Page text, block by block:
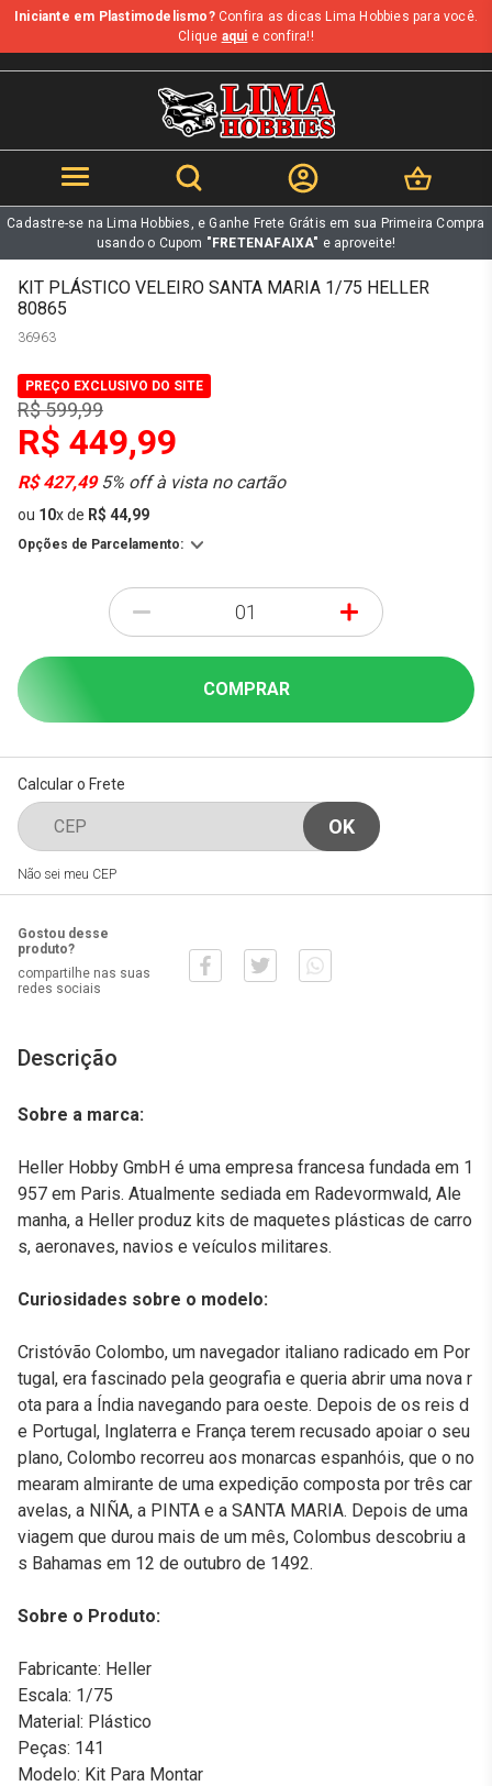
b
Iniciante em Plastimodelismo?Confira as dicas Lima Hobbies para você.
Clique aqui e confira!!
Cadastre-se na Lima Hobbies, e Ganhe Frete Grátis em sua Primeira Compra
usando o Cupom "FRETENAFAIXA" e aproveite!
KIT PLÁSTICO VELEIRO SANTA MARIA 1/75 HELLER
80865
36963
PREÇO EXCLUSIVO DO SITE
R$ 599,99
R$ 449,99
R$ 427,495% off à vista no cartão
ou 10xde R$ 44,99
Opções de Parcelamento:
- +
COMPRAR
Calcular o Frete
Não sei meu CEP
Gostou desse
produto?
compartilhe nas suas
redes sociais
Descrição
Sobre a marca:
Heller Hobby GmbH é uma empresa francesa fundada em 1
957 em Paris. Atualmente sediada em Radevormwald, Ale
manha, a Heller produz kits de maquetes plásticas de carro
s, aeronaves, navios e veículos militares.
Curiosidades sobre o modelo:
Cristóvão Colombo, um navegador italiano radicado em Por
tugal, era fascinado pela geografia e queria abrir uma nova r
ota para a Índia navegando para oeste. Depois de os reis d
e Portugal, Inglaterra e França terem recusado apoiar o seu
plano, Colombo recorreu aos monarcas espanhóis, que o no
mearam almirante de uma expedição composta por três car
avelas, a NIÑA, a PINTA e a SANTA MARIA. Depois de uma
viagem que durou mais de um mês, Colombus descobriu a
s Bahamas em 12 de outubro de 1492.
Sobre o Produto:
Fabricante: Heller
Escala: 1/75
Material: Plástico
Peças: 141
Modelo: Kit Para Montar